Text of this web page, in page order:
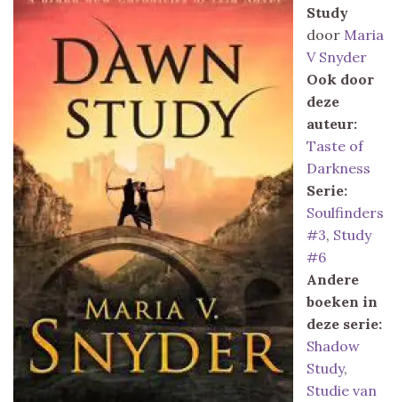
Study
door Maria
V Snyder
Ook door
deze
auteur:
Taste of
Darkness
Serie:
Soulfinders
#3, Study
#6
Andere
boeken in
deze serie:
Shadow
Study,
Studie van